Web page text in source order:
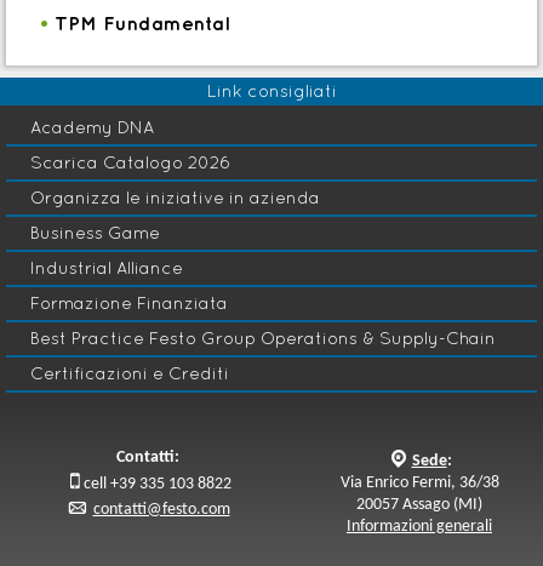
fondamentale per l’affidabilità dei
prodotti
•
SP 300 EN -Design FMEA - Elemento
fondamentale per l’affidabilità dei
prodotti
•
SP 410 -
Organizzare l’ufficio tecnico
sincronizzando i flussi operativi con le
altre funzioni della filiera
•
SP 510 -
Additive manufacturing in
action
Gestione della Manutenzione
trasformazione Digitale
MTZ 050 -
Integrare produzione e
• TPM Fundamental
Link consigliati
Academy DNA
Scarica Catalogo 2026
Organizza le iniziative in azienda
Business Game
Industrial Alliance
Formazione Finanziata
Best Practice Festo Group Operations & Supply-Chain
Certificazioni e Crediti
Contatti:
 cell +39 335 103 8822
p contatti@festo.com
q Sede:
Via Enrico Fermi, 36/38
20057 Assago (MI)
Informazioni generali